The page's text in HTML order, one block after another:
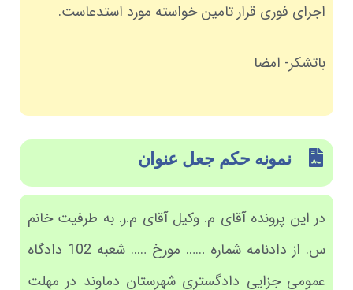
اجرای فوری قرار تامین خواسته مورد استدعاست.
باتشکر- امضا
نمونه حکم جعل عنوان
در این پرونده آقای م. وکیل آقای م.ر. به طرفیت خانم
س. از دادنامه شماره …… مورخ ….. شعبه 102 دادگاه
عمومی جزایی دادگستری شهرستان دماوند در مهلت